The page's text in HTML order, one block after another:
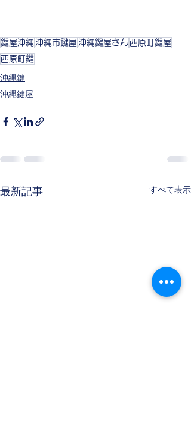
鍵屋沖縄 沖縄市鍵屋 沖縄鍵屋さん西原町鍵屋
西原町鍵
沖縄鍵
沖縄鍵屋
最新記事 すべて表示